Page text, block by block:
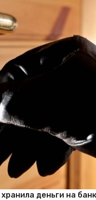
деньги на